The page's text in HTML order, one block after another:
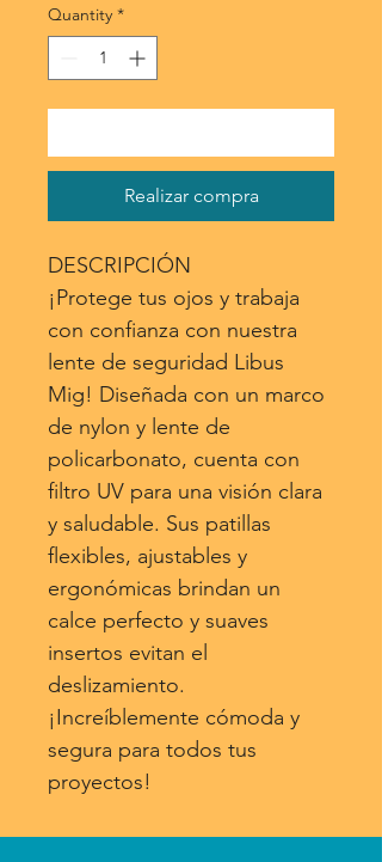
Quantity *
Realizar compra
DESCRIPCIÓN
¡Protege tus ojos y trabaja
con confianza con nuestra
lente de seguridad Libus
Mig! Diseñada con un marco
de nylon y lente de
policarbonato, cuenta con
filtro UV para una visión clara
y saludable. Sus patillas
flexibles, ajustables y
ergonómicas brindan un
calce perfecto y suaves
insertos evitan el
deslizamiento.
¡Increíblemente cómoda y
segura para todos tus
proyectos!